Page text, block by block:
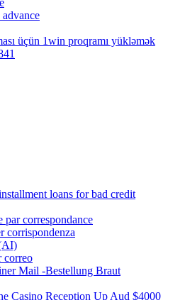
üçün 1win proqramı yükləmək
loans for bad credit
correspondance
corrispondenza
correo
Mail -Bestellung Braut
Casino Reception Up Aud $4000